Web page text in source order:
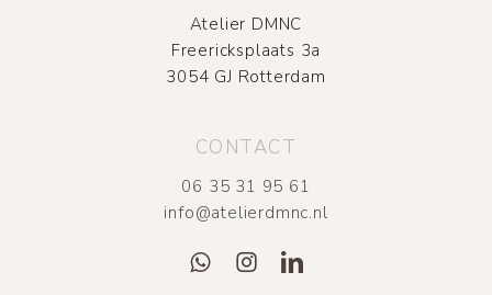
Atelier DMNC
Freericksplaats 3a
3054 GJ Rotterdam
CONTACT
06 35 31 95 61
info@atelierdmnc.nl